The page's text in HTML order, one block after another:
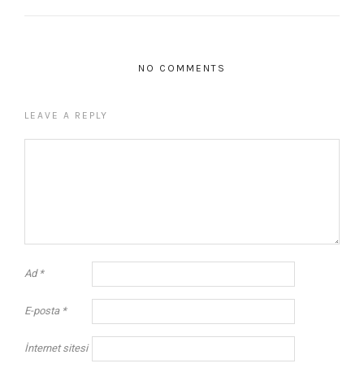
NO COMMENTS
LEAVE A REPLY
Ad *
E-posta *
İnternet sitesi